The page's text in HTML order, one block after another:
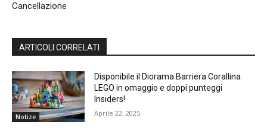
Cancellazione
ARTICOLI CORRELATI
Notize
Disponibile il Diorama Barriera Corallina
LEGO in omaggio e doppi punteggi
Insiders!
Aprile 22, 2025